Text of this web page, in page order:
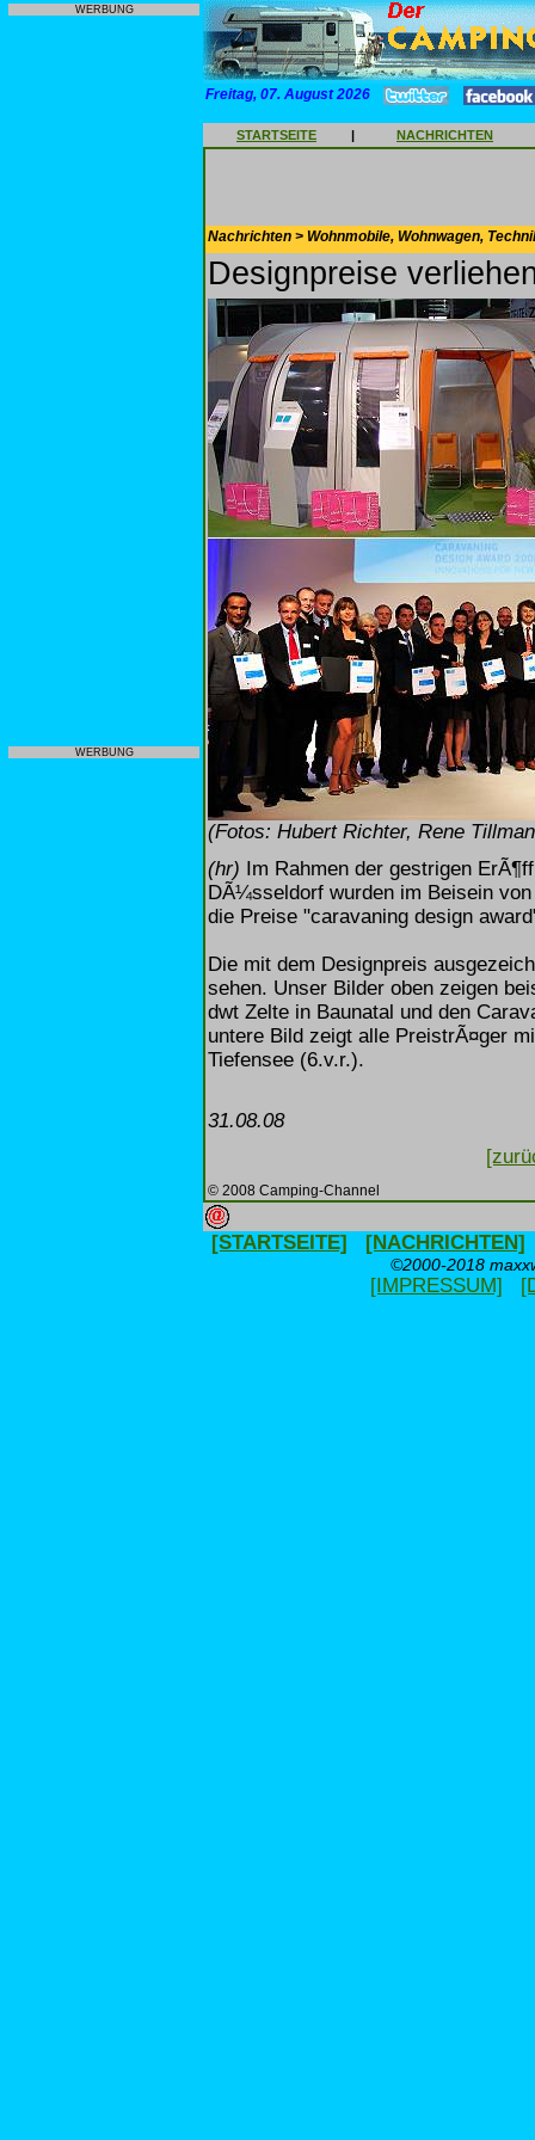
WERBUNG
WERBUNG
Freitag, 07. August 2026
STARTSEITE | NACHRICHTEN
Nachrichten > Wohnmobile, Wohnwagen,
Designpreise
(Fotos: Hubert Richter, Rene
(hr) Im Rahmen der gestrigen
DÃ¼sseldorf wurden im Beisein
die Preise "caravaning design
Die mit dem Designpreis
sehen. Unser Bilder oben zeigen
dwt Zelte in Baunatal und den
untere Bild zeigt alle PreistrÃ¤ger
Tiefensee (6.v.r.).
31.08.08
© 2008 Camping-Channel
[STARTSEITE] [NACHRICHTEN]
©2000-2018
[IMPRESSUM]